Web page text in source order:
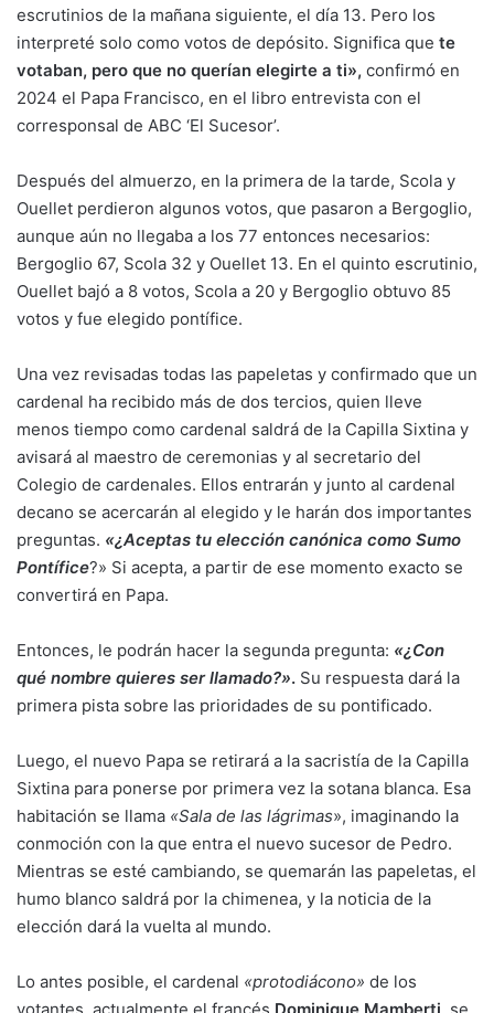
escrutinios de la mañana siguiente, el día 13. Pero los
interpreté solo como votos de depósito. Significa que te
votaban, pero que no querían elegirte a ti», confirmó en
2024 el Papa Francisco, en el libro entrevista con el
corresponsal de ABC ‘El Sucesor’.
Después del almuerzo, en la primera de la tarde, Scola y
Ouellet perdieron algunos votos, que pasaron a Bergoglio,
aunque aún no llegaba a los 77 entonces necesarios:
Bergoglio 67, Scola 32 y Ouellet 13. En el quinto escrutinio,
Ouellet bajó a 8 votos, Scola a 20 y Bergoglio obtuvo 85
votos y fue elegido pontífice.
Una vez revisadas todas las papeletas y confirmado que un
cardenal ha recibido más de dos tercios, quien lleve
menos tiempo como cardenal saldrá de la Capilla Sixtina y
avisará al maestro de ceremonias y al secretario del
Colegio de cardenales. Ellos entrarán y junto al cardenal
decano se acercarán al elegido y le harán dos importantes
preguntas. «¿Aceptas tu elección canónica como Sumo
Pontífice?» Si acepta, a partir de ese momento exacto se
convertirá en Papa.
Entonces, le podrán hacer la segunda pregunta: «¿Con
qué nombre quieres ser llamado?». Su respuesta dará la
primera pista sobre las prioridades de su pontificado.
Luego, el nuevo Papa se retirará a la sacristía de la Capilla
Sixtina para ponerse por primera vez la sotana blanca. Esa
habitación se llama «Sala de las lágrimas», imaginando la
conmoción con la que entra el nuevo sucesor de Pedro.
Mientras se esté cambiando, se quemarán las papeletas, el
humo blanco saldrá por la chimenea, y la noticia de la
elección dará la vuelta al mundo.
Lo antes posible, el cardenal «protodiácono» de los